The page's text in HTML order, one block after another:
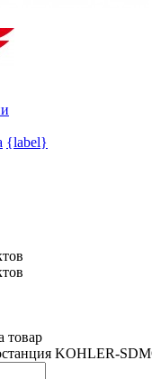
{label}
товар
KOHLER-